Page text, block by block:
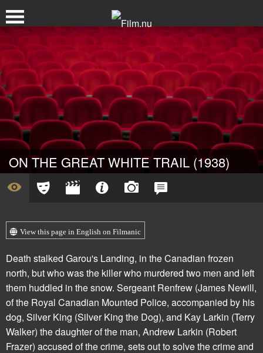
ON THE GREAT WHITE TRAIL (1938)
View this page in English on Filmanic
Death stalked Garou's Landing, in the Canadian frozen
north, but who was the killer who murdered two men and left
them huddled in the snow. Sergeant Renfrew (James Newill,
of the Royal Canadian Mounted Police, accompanied by his
dog, Silver King (Silver King the Dog), and Kay Larkin (Terry
Walker) the daughter of the man, Andrew Larkin (Robert
Frazer) accused of the crime, sets out to solve the crime and